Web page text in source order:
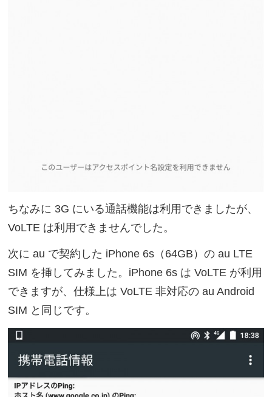
ちなみに 3G にいる通話機能は利用できましたが、
VoLTE は利用できませんでした。
次に au で契約した iPhone 6s（64GB）の au LTE
SIM を挿してみました。iPhone 6s は VoLTE が利用
できますが、仕様上は VoLTE 非対応の au Android
SIM と同じです。